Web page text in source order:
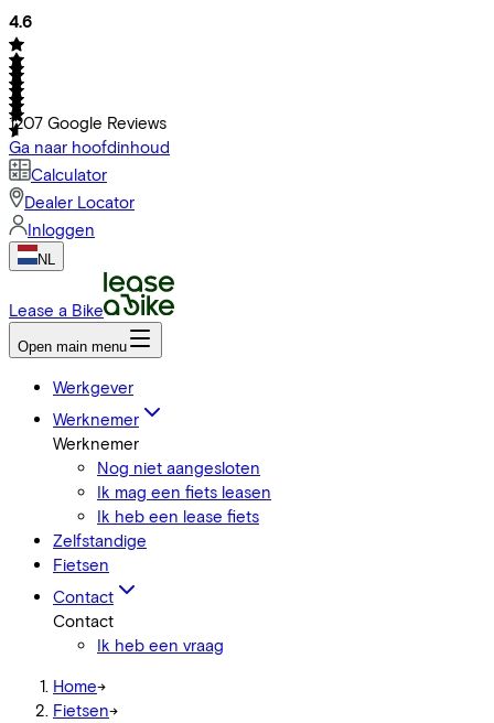
4.6
1207 Google Reviews
Ga naar hoofdinhoud
Calculator
Dealer Locator
Inloggen
NL
Lease a Bike
Open main menu
Werkgever
Werknemer
Werknemer
Nog niet aangesloten
Ik mag een fiets leasen
Ik heb een lease fiets
Zelfstandige
Fietsen
Contact
Contact
Ik heb een vraag
Home->
Fietsen->